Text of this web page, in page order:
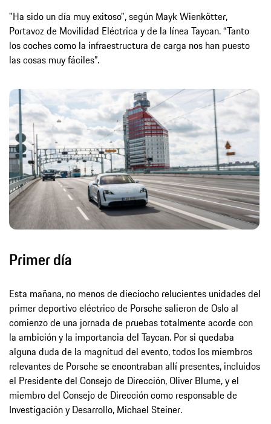
"Ha sido un día muy exitoso", según Mayk Wienkötter,
Portavoz de Movilidad Eléctrica y de la línea Taycan. “Tanto
los coches como la infraestructura de carga nos han puesto
las cosas muy fáciles”.
Primer día
Esta mañana, no menos de dieciocho relucientes unidades del
primer deportivo eléctrico de Porsche salieron de Oslo al
comienzo de una jornada de pruebas totalmente acorde con
la ambición y la importancia del Taycan. Por si quedaba
alguna duda de la magnitud del evento, todos los miembros
relevantes de Porsche se encontraban allí presentes, incluidos
el Presidente del Consejo de Dirección, Oliver Blume, y el
miembro del Consejo de Dirección como responsable de
Investigación y Desarrollo, Michael Steiner.